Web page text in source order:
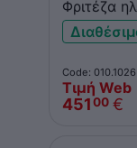
Φριτέζα
ROLLER
βρύση
Code: 010.1026
Τιμή Web
45100 €